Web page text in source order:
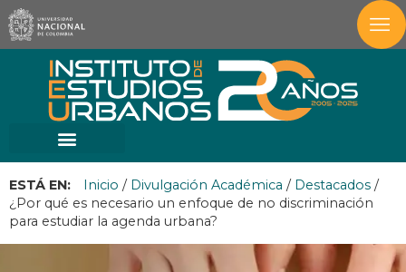
ESTÁ EN: Inicio / Divulgación Académica / Destacados /
¿Por qué es necesario un enfoque de no discriminación
para estudiar la agenda urbana?